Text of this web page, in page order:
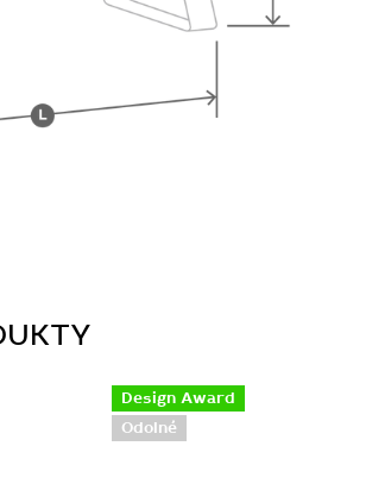
Design Award
Odolné